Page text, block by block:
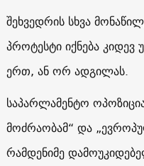
შეხვედრის სხვა
პროტესტი იქნება
ერთ, ან ორ ადგილას.
საპარლამენტო
მოძრაობამ“ და
რამდენიმე